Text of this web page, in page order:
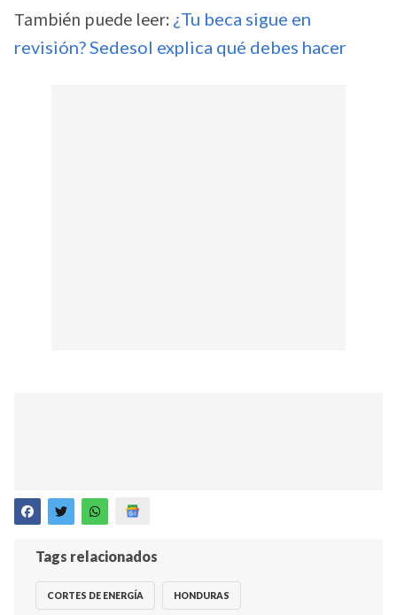
También puede leer: ¿Tu beca sigue en
revisión? Sedesol explica qué debes hacer
Tags relacionados
CORTES DE ENERGÍA HONDURAS